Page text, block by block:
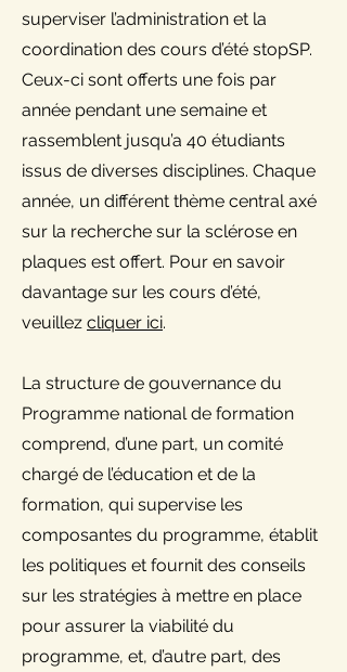
superviser l’administration et la
coordination des cours d’été stopSP.
Ceux-ci sont offerts une fois par
année pendant une semaine et
rassemblent jusqu’a 40 étudiants
issus de diverses disciplines. Chaque
année, un différent thème central axé
sur la recherche sur la sclérose en
plaques est offert. Pour en savoir
davantage sur les cours d’été,
veuillez cliquer ici.
La structure de gouvernance du
Programme national de formation
comprend, d’une part, un comité
chargé de l’éducation et de la
formation, qui supervise les
composantes du programme, établit
les politiques et fournit des conseils
sur les stratégies à mettre en place
pour assurer la viabilité du
programme, et, d’autre part, des